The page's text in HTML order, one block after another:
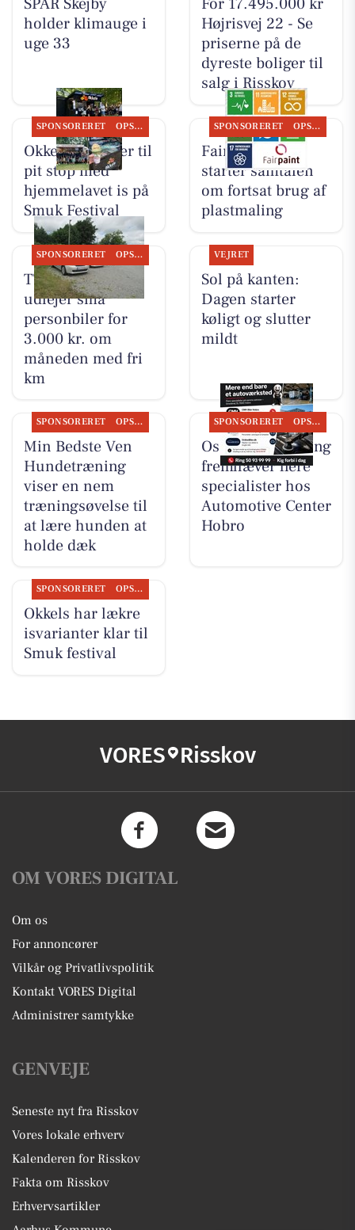
holder klimauge i
uge 33
Højrisvej 22 - Se
priserne på de
dyreste boliger til
salg i Risskov
SPONSORERET OPSLAGSTAVLEN
Okkels inviterer til
pit stop med
hjemmelavet is på
Smuk Festival
SPONSORERET OPSLAGSTAVLEN
Fairpaint ApS
starter samtalen
om fortsat brug af
plastmaling
SPONSORERET OPSLAGSTAVLEN
TT CARS ApS
udlejer små
personbiler for
3.000 kr. om
måneden med fri
km
VEJRET
Sol på kanten:
Dagen starter
køligt og slutter
mildt
SPONSORERET OPSLAGSTAVLEN
Min Bedste Ven
Hundetræning
viser en nem
træningsøvelse til
at lære hunden at
holde dæk
SPONSORERET OPSLAGSTAVLEN
Oscar Biludlejning
fremhæver flere
specialister hos
Automotive Center
Hobro
SPONSORERET OPSLAGSTAVLEN
Okkels har lækre
isvarianter klar til
Smuk festival
VORES Risskov
OM VORES DIGITAL
Om os
For annoncører
Vilkår og Privatlivspolitik
Kontakt VORES Digital
Administrer samtykke
GENVEJE
Seneste nyt fra Risskov
Vores lokale erhverv
Kalenderen for Risskov
Fakta om Risskov
Erhvervsartikler